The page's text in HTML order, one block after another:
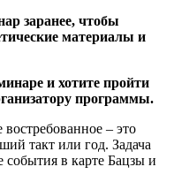
заранее, чтобы
материалы и
и хотите пройти
программы.
– это
такт или год. Задача
события в карте Бацзы и